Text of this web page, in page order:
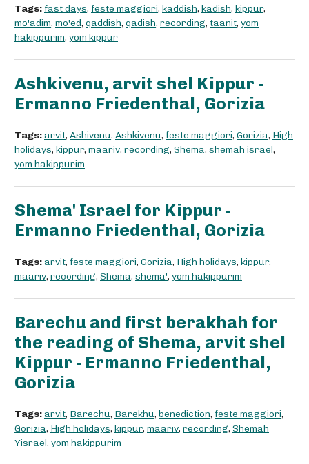
Tags: fast days, feste maggiori, kaddish, kadish, kippur,
mo'adim, mo'ed, qaddish, qadish, recording, taanit, yom
hakippurim, yom kippur
Ashkivenu, arvit shel Kippur -
Ermanno Friedenthal, Gorizia
Tags:arvit, Ashivenu, Ashkivenu, feste maggiori, Gorizia, High
holidays, kippur, maariv, recording, Shema, shemah israel,
yom hakippurim
Shema' Israel for Kippur -
Ermanno Friedenthal, Gorizia
Tags:arvit, feste maggiori, Gorizia, High holidays, kippur,
maariv, recording, Shema, shema', yom hakippurim
Barechu and first berakhah for
the reading of Shema, arvit shel
Kippur - Ermanno Friedenthal,
Gorizia
Tags:arvit, Barechu, Barekhu, benediction, feste maggiori,
Gorizia, High holidays, kippur, maariv, recording, Shemah
Yisrael, yom hakippurim